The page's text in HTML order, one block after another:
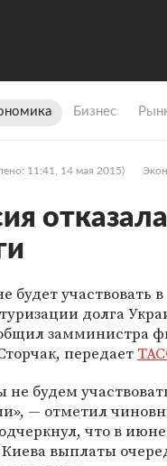
Бизнес
11:41, 14 мая 2015)
будет участвовать в
долга
замминистра
передает
не будем
— отметил
что в
выплаты